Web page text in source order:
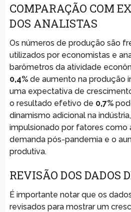
COMPARAÇÃO COM
DOS ANALISTAS
Os números de produção são
utilizados por economistas e
barômetros da atividade
0,4%de aumento na produção
uma expectativa de
o resultado efetivo de 0,7%
dinamismo adicional na
impulsionado por fatores como
demanda pós-pandemia e o
produtiva.
REVISÃO DOS DADOS
É importante notar que os
revisados para mostrar um